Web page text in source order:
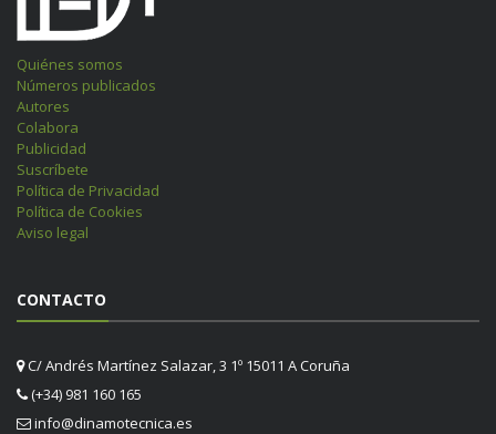
Quiénes somos
Números publicados
Autores
Colabora
Publicidad
Suscríbete
Política de Privacidad
Política de Cookies
Aviso legal
CONTACTO
C/ Andrés Martínez Salazar, 3 1º 15011 A Coruña
(+34) 981 160 165
info@dinamotecnica.es